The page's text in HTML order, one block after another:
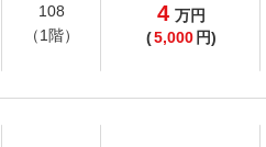
108
（1階）
4 万円
(5,000 円)